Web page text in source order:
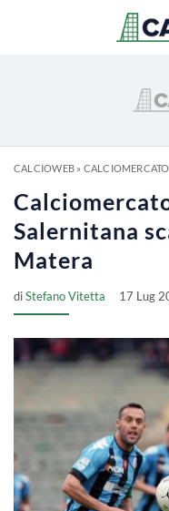
CALCIOWEB» CALCIOMERCATO
Salernitana
Matera
diStefano Vitetta 17 Lug